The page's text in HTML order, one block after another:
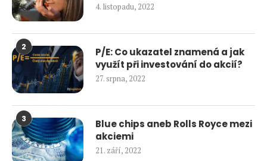
4. listopadu, 2022
2
P/E: Co ukazatel znamená a jak
využít při investování do akcií?
27. srpna, 2022
3
Blue chips aneb Rolls Royce mezi
akciemi
21. září, 2022